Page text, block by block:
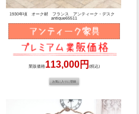
1930年頃 オーク材 フランス アンティーク・デスク
antique65511
業販価格113,000円 (税込)